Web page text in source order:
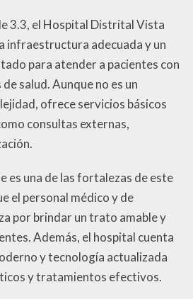
3.3, el Hospital Distrital Vista
infraestructura adecuada y un
para atender a pacientes con
salud. Aunque no es un
ofrece servicios básicos
consultas externas,
es una de las fortalezas de este
el personal médico y de
por brindar un trato amable y
Además, el hospital cuenta
y tecnología actualizada
y tratamientos efectivos.